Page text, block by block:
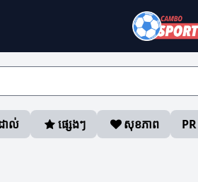
ាល់ ផ្សេងៗ សុខភាព PR